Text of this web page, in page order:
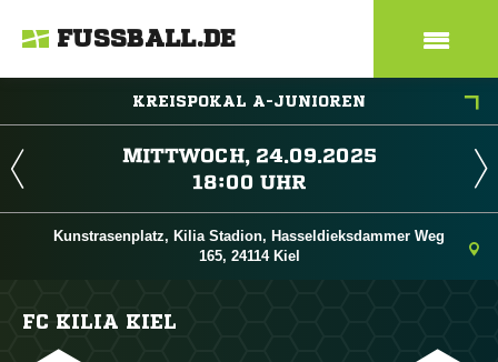
FUSSBALL.DE
KREISPOKAL A-JUNIOREN
 
 
Kunstrasenplatz, Kilia Stadion, Hasseldieksdammer Weg
165, 24114 Kiel
FC KILIA KIEL